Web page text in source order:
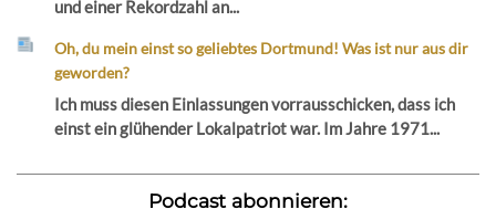
und einer Rekordzahl an...
Oh, du mein einst so geliebtes Dortmund! Was ist nur aus dir
geworden?
Ich muss diesen Einlassungen vorrausschicken, dass ich
einst ein glühender Lokalpatriot war. Im Jahre 1971...
Podcast abonnieren: